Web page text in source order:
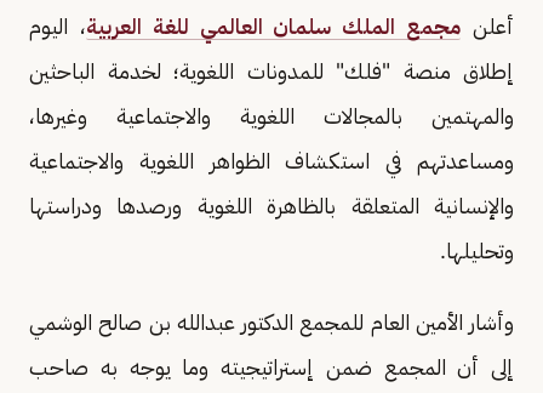
أعلن مجمع الملك سلمان العالمي للغة العربية، اليوم
إطلاق منصة "فلك" للمدونات اللغوية؛ لخدمة الباحثين
والمهتمين بالمجالات اللغوية والاجتماعية وغيرها،
ومساعدتهم في استكشاف الظواهر اللغوية والاجتماعية
والإنسانية المتعلقة بالظاهرة اللغوية ورصدها ودراستها
وتحليلها.
وأشار الأمين العام للمجمع الدكتور عبدالله بن صالح الوشمي
إلى أن المجمع ضمن إستراتيجيته وما يوجه به صاحب